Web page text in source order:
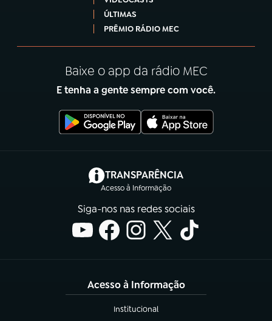
ÚLTIMAS
PRÊMIO RÁDIO MEC
Baixe o app da rádio MEC
E tenha a gente sempre com você.
TRANSPARÊNCIA
Acesso à Informação
(abre em nova aba)
Siga-nos nas redes sociais
Acesso à Informação
Institucional
(abre em nova aba)